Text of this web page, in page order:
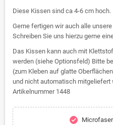
Diese Kissen sind ca 4-6 cm hoch.
Gerne fertigen wir auch alle
Schreiben Sie uns hierzu gerne
Das Kissen kann auch mit
werden (siehe Optionsfeld) Bitte
(zum Kleben auf glatte
und nicht automatisch mitgeliefert
Artikelnummer 1448
check